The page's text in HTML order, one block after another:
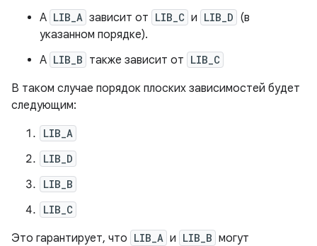
А LIB_A зависит от LIB_C и LIB_D (в
указанном порядке).
А LIB_B также зависит от LIB_C
В таком случае порядок плоских зависимостей будет
следующим:
LIB_A
LIB_D
LIB_B
LIB_C
Это гарантирует, что LIB_A и LIB_B могут